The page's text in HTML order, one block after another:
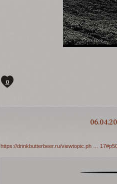
0
https://drinkbutterbeer.ru/viewtopic.ph …